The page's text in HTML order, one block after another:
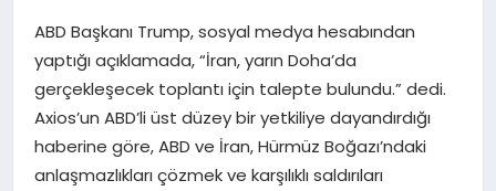
SAĞLIK
ABD Başkanı Trump, sosyal medya hesabından
yaptığı açıklamada, “İran, yarın Doha’da
gerçekleşecek toplantı için talepte bulundu.” dedi.
Axios’un ABD’li üst düzey bir yetkiliye dayandırdığı
haberine göre, ABD ve İran, Hürmüz Boğazı’ndaki
anlaşmazlıkları çözmek ve karşılıklı saldırıları